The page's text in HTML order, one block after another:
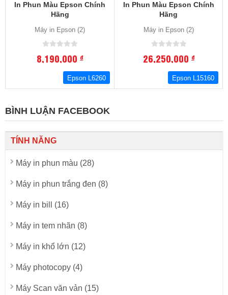
In Phun Màu Epson Chính
Hãng
Máy in Epson (2)
8,190,000đ
Epson L6260
In Phun Màu Epson Chính
Hãng
Máy in Epson (2)
26,250,000đ
Epson L15160
BÌNH LUẬN FACEBOOK
TÍNH NĂNG
Máy in phun màu (28)
Máy in phun trắng đen (8)
Máy in bill (16)
Máy in tem nhãn (8)
Máy in khổ lớn (12)
Máy photocopy (4)
Máy Scan văn vản (15)